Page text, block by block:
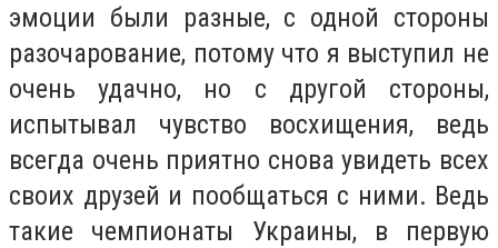
эмоции были разные, с одной стороны
разочарование, потому что я выступил не
очень удачно, но с другой стороны,
испытывал чувство восхищения, ведь
всегда очень приятно снова увидеть всех
своих друзей и пообщаться с ними. Ведь
такие чемпионаты Украины, в первую